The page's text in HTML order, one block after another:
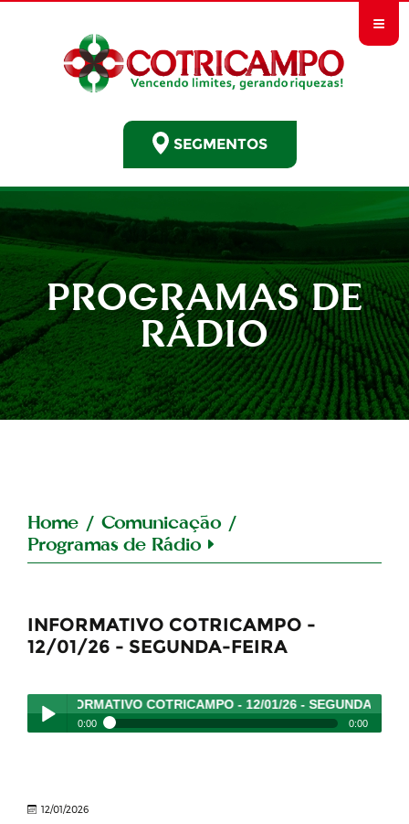
≡
SEGMENTOS
PROGRAMAS DE
RÁDIO
Home / Comunicação /
Programas de Rádio
INFORMATIVO COTRICAMPO -
12/01/26 - SEGUNDA-FEIRA
INFORMATIVO COTRICAMPO - 12/01/26 - SEGUNDA-FEIRA
0:00 0:00
12/01/2026